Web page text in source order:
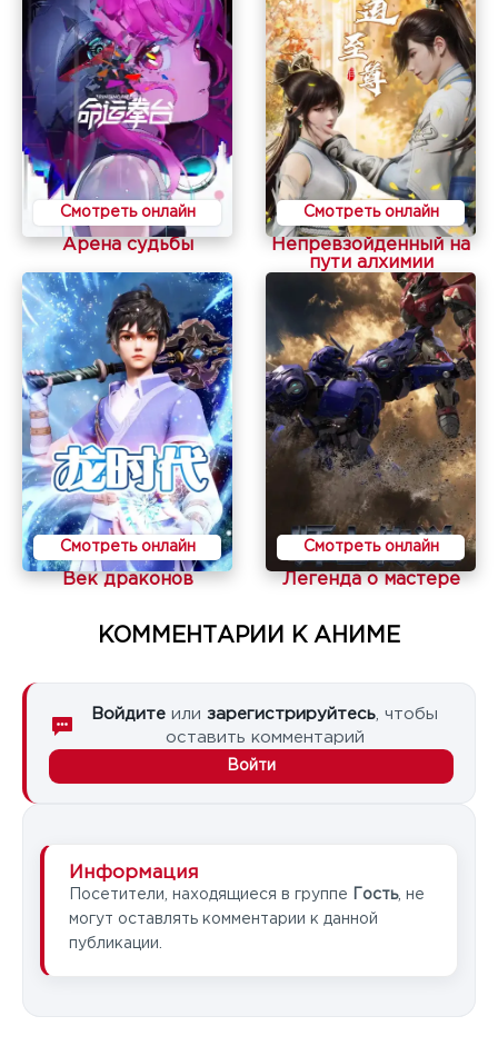
Смотреть онлайн
Арена судьбы
Смотреть онлайн
Непревзойденный на
пути алхимии
Смотреть онлайн
Век драконов
Смотреть онлайн
Легенда о мастере
КОММЕНТАРИИ К АНИМЕ
Войдите или зарегистрируйтесь , чтобы
оставить комментарий
Войти
Информация
Посетители, находящиеся в группе Гость, не
могут оставлять комментарии к данной
публикации.